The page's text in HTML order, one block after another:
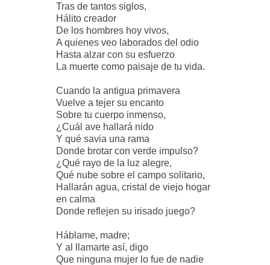
Tras de tantos siglos,
Hálito creador
De los hombres hoy vivos,
A quienes veo laborados del odio
Hasta alzar con su esfuerzo
La muerte como paisaje de tu vida.
Cuando la antigua primavera
Vuelve a tejer su encanto
Sobre tu cuerpo inmenso,
¿Cuál ave hallará nido
Y qué savia una rama
Donde brotar con verde impulso?
¿Qué rayo de la luz alegre,
Qué nube sobre el campo solitario,
Hallarán agua, cristal de viejo hogar
en calma
Donde reflejen su irisado juego?
Háblame, madre;
Y al llamarte así, digo
Que ninguna mujer lo fue de nadie